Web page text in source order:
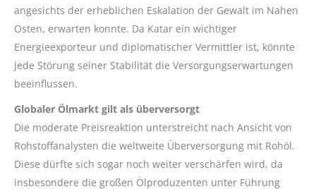
angesichts der erheblichen Eskalation der Gewalt im Nahen
Osten, erwarten konnte. Da Katar ein wichtiger
Energieexporteur und diplomatischer Vermittler ist, könnte
jede Störung seiner Stabilität die Versorgungserwartungen
beeinflussen.
Globaler Ölmarkt gilt als überversorgt
Die moderate Preisreaktion unterstreicht nach Ansicht von
Rohstoffanalysten die weltweite Überversorgung mit Rohöl.
Diese dürfte sich sogar noch weiter verschärfen wird, da
insbesondere die großen Ölproduzenten unter Führung